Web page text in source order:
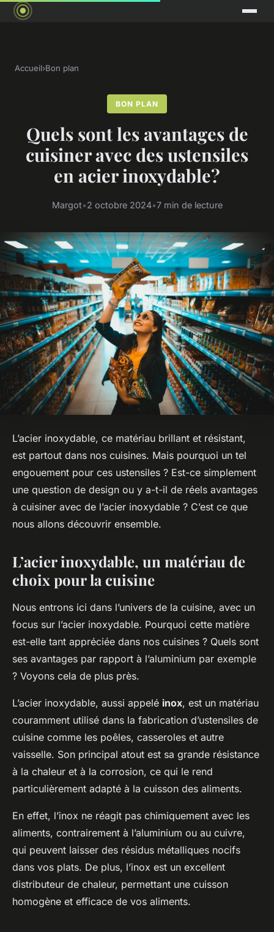
Accueil›Bon plan
BON PLAN
Quels sont les avantages de
cuisiner avec des ustensiles
en acier inoxydable?
Margot•2 octobre 2024•7 min de lecture
L’acier inoxydable, ce matériau brillant et résistant,
est partout dans nos cuisines. Mais pourquoi un tel
engouement pour ces ustensiles ? Est-ce simplement
une question de design ou y a-t-il de réels avantages
à cuisiner avec de l’acier inoxydable ? C’est ce que
nous allons découvrir ensemble.
L’acier inoxydable, un matériau de
choix pour la cuisine
Nous entrons ici dans l’univers de la cuisine, avec un
focus sur l’acier inoxydable. Pourquoi cette matière
est-elle tant appréciée dans nos cuisines ? Quels sont
ses avantages par rapport à l’aluminium par exemple
? Voyons cela de plus près.
L’acier inoxydable, aussi appelé inox, est un matériau
couramment utilisé dans la fabrication d’ustensiles de
cuisine comme les poêles, casseroles et autre
vaisselle. Son principal atout est sa grande résistance
à la chaleur et à la corrosion, ce qui le rend
particulièrement adapté à la cuisson des aliments.
En effet, l’inox ne réagit pas chimiquement avec les
aliments, contrairement à l’aluminium ou au cuivre,
qui peuvent laisser des résidus métalliques nocifs
dans vos plats. De plus, l’inox est un excellent
distributeur de chaleur, permettant une cuisson
homogène et efficace de vos aliments.